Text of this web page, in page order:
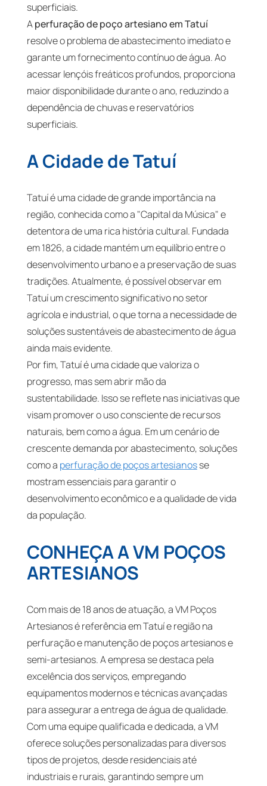
superficiais.
Aperfuração de poço artesiano em Tatuí
resolve o problema de abastecimento imediato e
garante um fornecimento contínuo de água. Ao
acessar lençóis freáticos profundos, proporciona
maior disponibilidade durante o ano, reduzindo a
dependência de chuvas e reservatórios
superficiais.
A Cidade de Tatuí
Tatuí é uma cidade de grande importância na
região, conhecida como a "Capital da Música" e
detentora de uma rica história cultural. Fundada
em 1826, a cidade mantém um equilíbrio entre o
desenvolvimento urbano e a preservação de suas
tradições. Atualmente, é possível observar em
Tatuí um crescimento significativo no setor
agrícola e industrial, o que torna a necessidade de
soluções sustentáveis de abastecimento de água
ainda mais evidente.
Por fim, Tatuí é uma cidade que valoriza o
progresso, mas sem abrir mão da
sustentabilidade. Isso se reflete nas iniciativas que
visam promover o uso consciente de recursos
naturais, bem como a água. Em um cenário de
crescente demanda por abastecimento, soluções
como a perfuração de poços artesianosse
mostram essenciais para garantir o
desenvolvimento econômico e a qualidade de vida
da população.
CONHEÇA A VM POÇOS
ARTESIANOS
Com mais de 18 anos de atuação, a VM Poços
Artesianos é referência em Tatuí e região na
perfuração e manutenção de poços artesianos e
semi-artesianos. A empresa se destaca pela
excelência dos serviços, empregando
equipamentos modernos e técnicas avançadas
para assegurar a entrega de água de qualidade.
Com uma equipe qualificada e dedicada, a VM
oferece soluções personalizadas para diversos
tipos de projetos, desde residenciais até
industriais e rurais, garantindo sempre um